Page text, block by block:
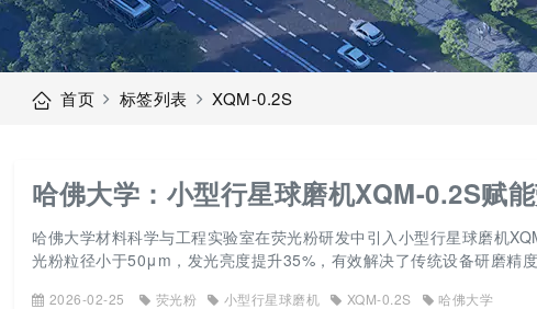
首页 标签列表 XQM-0.2S
哈佛大学：小型行星球磨机XQM-0.2S赋
哈佛大学材料科学与工程实验室在荧光粉研发中引入小型行星球磨机
光粉粒径小于50μm，发光亮度提升35%，有效解决了传统设备研磨精
2026-02-25 荧光粉 小型行星球磨机 XQM-0.2S 哈佛大学